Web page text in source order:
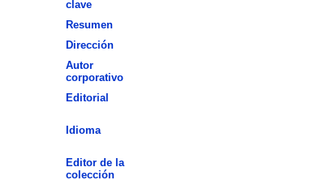
clave
Resumen
Dirección
Autor
corporativo
Editorial
Idioma
Editor de la
colección